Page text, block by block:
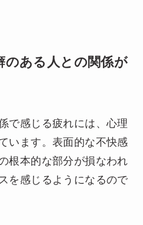
のある人との関係が
で感じる疲れには、心理
います。表面的な不快感
根本的な部分が損なわれ
を感じるようになるので